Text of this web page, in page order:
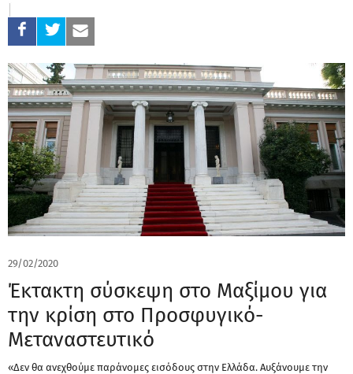
29/02/2020
Έκτακτη σύσκεψη στο Μαξίμου για
την κρίση στο Προσφυγικό-
Μεταναστευτικό
«Δεν θα ανεχθούμε παράνομες εισόδους στην Ελλάδα. Αυξάνουμε την